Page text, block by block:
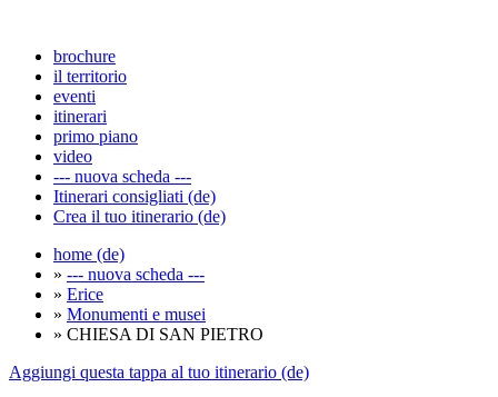
brochure
il territorio
eventi
itinerari
primo piano
video
--- nuova scheda ---
Itinerari consigliati (de)
Crea il tuo itinerario (de)
home (de)
» --- nuova scheda ---
» Erice
» Monumenti e musei
» CHIESA DI SAN PIETRO
Aggiungi questa tappa al tuo itinerario (de)